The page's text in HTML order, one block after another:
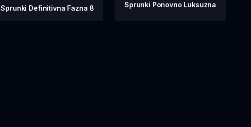
Sprunki Definitivna Fazna 8 Sprunki Ponovno Luksuzna